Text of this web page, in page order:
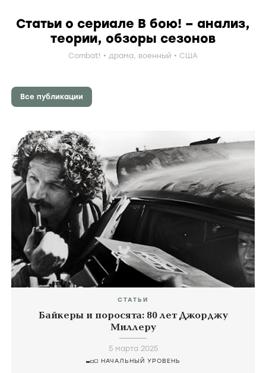
Статьи о сериале В бою! – анализ,
теории, обзоры сезонов
Combat! драма, военный США
Все публикации
СТАТЬИ
Байкеры и поросята: 80 лет Джорджу
Миллеру
5 марта 2025
НАЧАЛЬНЫЙ УРОВЕНЬ